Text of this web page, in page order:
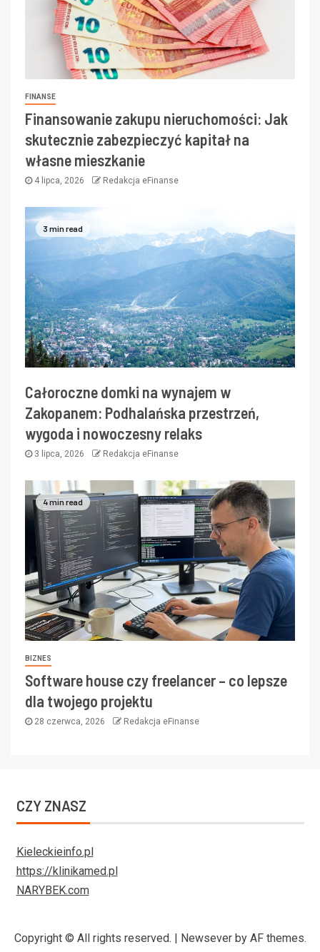
FINANSE
Finansowanie zakupu nieruchomości: Jak
skutecznie zabezpieczyć kapitał na
własne mieszkanie
4 lipca, 2026 Redakcja eFinanse
3 min read
Całoroczne domki na wynajem w
Zakopanem: Podhalańska przestrzeń,
wygoda i nowoczesny relaks
3 lipca, 2026 Redakcja eFinanse
4 min read
BIZNES
Software house czy freelancer – co lepsze
dla twojego projektu
28 czerwca, 2026 Redakcja eFinanse
CZY ZNASZ
Kieleckieinfo.pl
https://klinikamed.pl
NARYBEK.com
Copyright © All rights reserved. | Newseverby AF themes.